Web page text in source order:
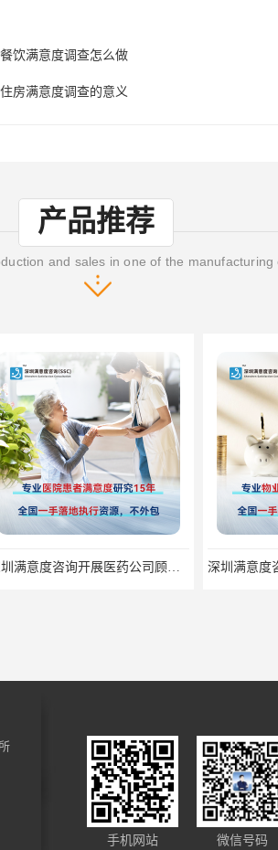
饮满意度调查怎么做
房满意度调查的意义
产品推荐
and sales in one of the manufacturing
深圳满意度咨询论如何选择一个好的物业满意度公司
深圳满意度咨询论食品安全满意度跟踪调查
手机网站 微信号码